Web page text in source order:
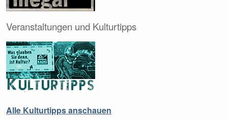
Veranstaltungen und Kulturtipps
Alle Kulturtipps anschauen